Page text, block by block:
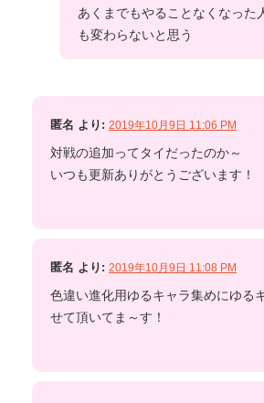
あくまでもやることなくなった
も変わらないと思う
匿名 より: 2019年10月9日 11:06 PM
対戦の追加ってタイだったのか～
いつも更新ありがとうございます！
匿名 より: 2019年10月9日 11:08 PM
色違い進化用ゆるキャラ集めにゆる
せて頂いてま～す！